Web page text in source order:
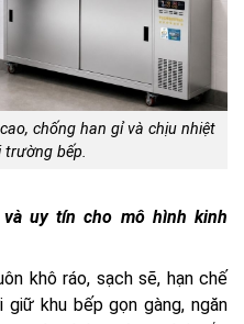
chống han gỉ và chịu nhiệt
bếp.
uy tín cho mô hình kinh
khô ráo, sạch sẽ, hạn chế
khu bếp gọn gàng, ngăn